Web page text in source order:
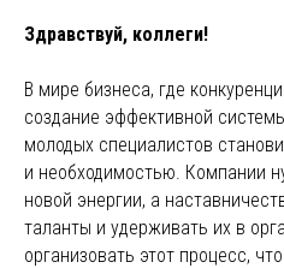
Здравствуй, коллеги!
В мире бизнеса, где
создание эффективной
молодых специалистов
и необходимостью. Компании
новой энергии, а
таланты и удерживать их в
организовать этот процесс,